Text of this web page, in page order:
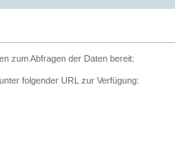
zum Abfragen der Daten bereit:
folgender URL zur Verfügung: